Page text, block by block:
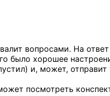
вопросами. На
было хорошее
и, может, отправит
посмотреть